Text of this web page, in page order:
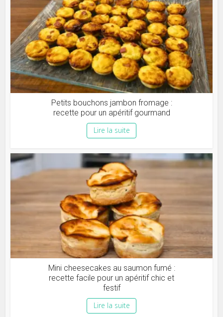
Petits bouchons jambon fromage :
recette pour un apéritif gourmand
Lire la suite
Mini cheesecakes au saumon fumé :
recette facile pour un apéritif chic et
festif
Lire la suite